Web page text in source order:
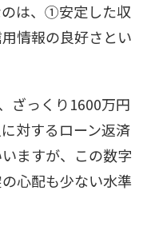
は、①安定した収
情報の良好さとい
ざっくり1600万円
対するローン返済
ますが、この数字
心配も少ない水準